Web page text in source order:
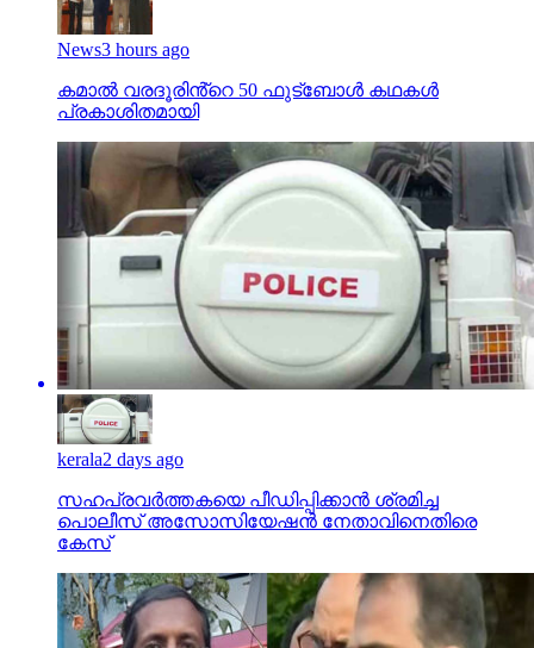
News3 hours ago
കമാൽ വരദൂരിൻ്റെ 50 ഫുട്ബോൾ കഥകൾ
പ്രകാശിതമായി
kerala2 days ago
സഹപ്രവര്‍ത്തകയെ പീഡിപ്പിക്കാന്‍ ശ്രമിച്ച
പൊലീസ് അസോസിയേഷന്‍ നേതാവിനെതിരെ
കേസ്